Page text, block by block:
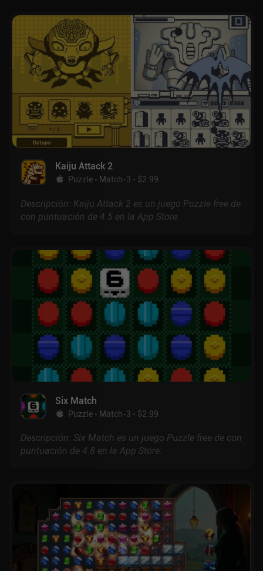
Kaiju Attack 2
Puzzle Match-3 $2.99
Descripción: Kaiju Attack 2 es un juego Puzzle free de
con puntuación de 4.5 en la App Store.
Six Match
Puzzle Match-3 $2.99
Descripción: Six Match es un juego Puzzle free de con
puntuación de 4.8 en la App Store.